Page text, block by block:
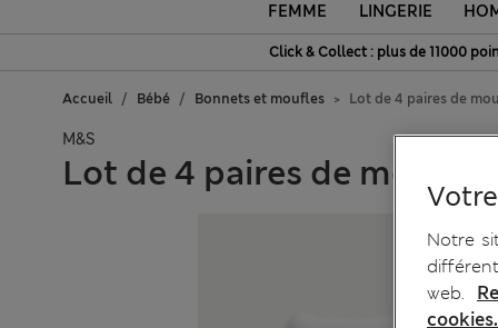
FEMME LINGERIE
Click & Collect : plus de 11000
Accueil Bébé Bonnets et moufles Lot de 4 paires de
M&S
Lot de 4 paires de moufles
Notre
web.
cookies.